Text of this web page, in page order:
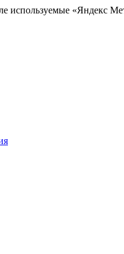
«Яндекс